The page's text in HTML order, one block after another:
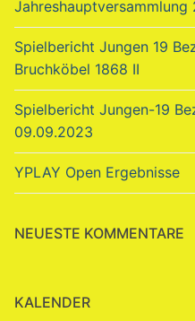
Jahreshauptversammlung
Spielbericht Jungen 19
Bruchköbel 1868 II
Spielbericht Jungen-19
09.09.2023
YPLAY Open Ergebnisse
NEUESTE KOMMENTARE
KALENDER